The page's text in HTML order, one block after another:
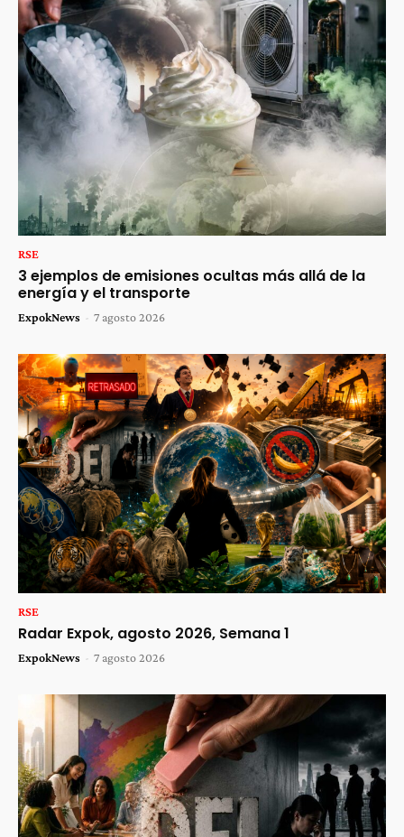
RSE
3 ejemplos de emisiones ocultas más allá de la
energía y el transporte
ExpokNews - 7 agosto 2026
RSE
Radar Expok, agosto 2026, Semana 1
ExpokNews - 7 agosto 2026